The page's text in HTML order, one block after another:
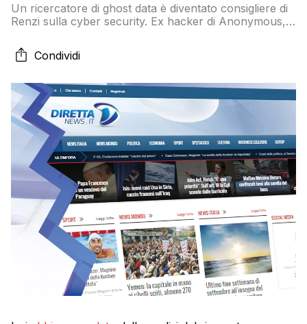
Un ricercatore di ghost data è diventato consigliere di
Renzi sulla cyber security. Ex hacker di Anonymous, è
Elkann. I suoi rapporti con Carrai
Condividi